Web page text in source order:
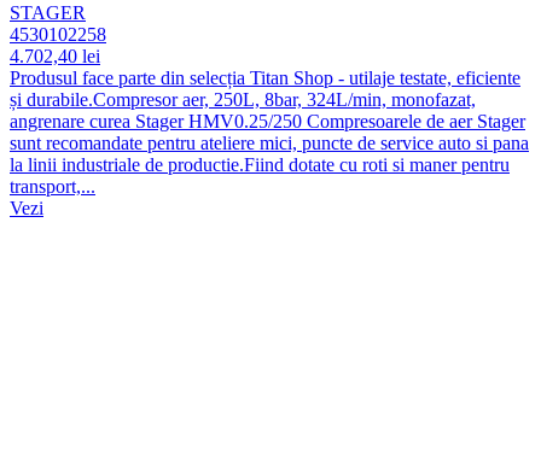
STAGER
4530102258
4.702,40 lei
Produsul face parte din selecția Titan Shop - utilaje testate, eficiente
și durabile.Compresor aer, 250L, 8bar, 324L/min, monofazat,
angrenare curea Stager HMV0.25/250 Compresoarele de aer Stager
sunt recomandate pentru ateliere mici, puncte de service auto si pana
la linii industriale de productie.Fiind dotate cu roti si maner pentru
transport,...
Vezi